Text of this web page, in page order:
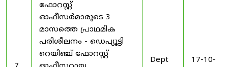
ഫോറസ്റ്റ്
ഓഫീസർമാരുടെ 3
മാസത്തെ പ്രാഥമിക
പരിശീലനം - ഡെപ്യൂട്ടി
റെയിഞ്ച് ഫോറസ്റ്റ്
Dept
17-10-